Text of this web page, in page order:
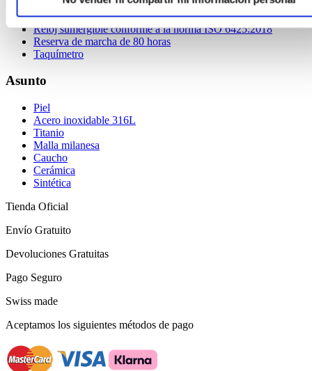
GMT - 2.º huso horario
Mecanismo de huso horario
Reloj sumergible conforme a la norma ISO 6425:2018
Reserva de marcha de 80 horas
Taquímetro
Asunto
Piel
Acero inoxidable 316L
Titanio
Malla milanesa
Caucho
Cerámica
Sintética
Tienda Oficial
Envío Gratuito
Devoluciones Gratuitas
Pago Seguro
Swiss made
Aceptamos los siguientes métodos de pago